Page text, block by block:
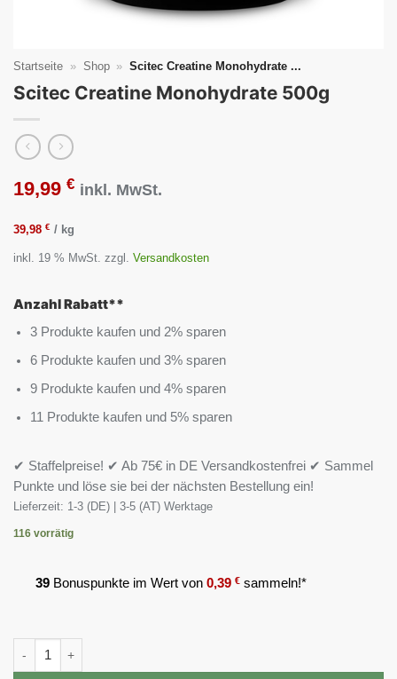
Startseite » Shop » Scitec Creatine Monohydrate ...
Scitec Creatine Monohydrate 500g
19,99 € inkl. MwSt.
39,98 € / kg
inkl. 19 % MwSt. zzgl. Versandkosten
Anzahl Rabatt**
3 Produkte kaufen und 2% sparen
6 Produkte kaufen und 3% sparen
9 Produkte kaufen und 4% sparen
11 Produkte kaufen und 5% sparen
✔ Staffelpreise! ✔ Ab 75€ in DE Versandkostenfrei ✔ Sammel
Punkte und löse sie bei der nächsten Bestellung ein!
Lieferzeit: 1-3 (DE) | 3-5 (AT) Werktage
116 vorrätig
39 Bonuspunkte im Wert von 0,39 € sammeln!*
Scitec Creatine Monohydrate 500g Menge